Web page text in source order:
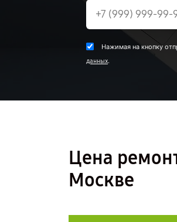
Нажимая на кнопку
данных.
Цена
Москве